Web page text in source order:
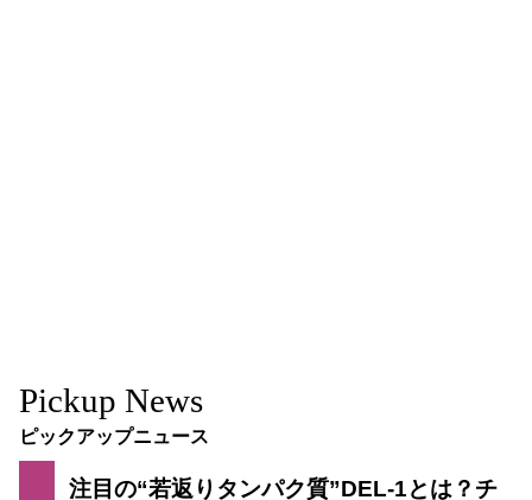
Pickup News
ピックアップニュース
注目の“若返りタンパク質”DEL-1とは？チ